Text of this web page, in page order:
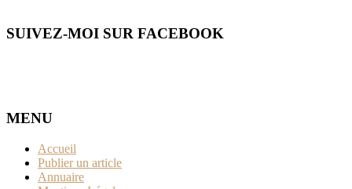
SUIVEZ-MOI SUR FACEBOOK
MENU
Accueil
Publier un article
Annuaire